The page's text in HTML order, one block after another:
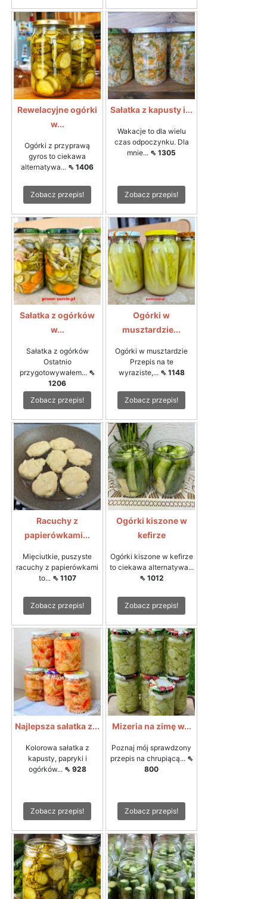
Rewelacyjne ogórki
w...
Ogórki z przyprawą
gyros to ciekawa
alternatywa... ⇖ 1406
Zobacz przepis!
Sałatka z kapusty i...
Wakacje to dla wielu
czas odpoczynku. Dla
mnie... ⇖ 1305
Zobacz przepis!
Sałatka z ogórków
w...
Sałatka z ogórków
Ostatnio
przygotowywałem... ⇖
1206
Zobacz przepis!
Ogórki w
musztardzie...
Ogórki w musztardzie
Przepis na te
wyraziste,... ⇖ 1148
Zobacz przepis!
Racuchy z
papierówkami...
Mięciutkie, puszyste
racuchy z papierówkami
to... ⇖ 1107
Zobacz przepis!
Ogórki kiszone w
kefirze
Ogórki kiszone w kefirze
to ciekawa alternatywa...
⇖ 1012
Zobacz przepis!
Najlepsza sałatka z...
Kolorowa sałatka z
kapusty, papryki i
ogórków... ⇖ 928
Zobacz przepis!
Mizeria na zimę w...
Poznaj mój sprawdzony
przepis na chrupiącą... ⇖
800
Zobacz przepis!